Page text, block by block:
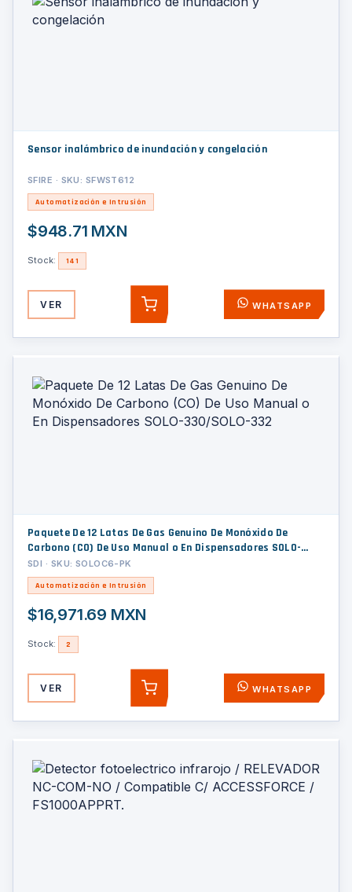
Sensor inalámbrico de inundación y congelación
SFIRE · SKU: SFWST612
Automatización e Intrusión
$948.71 MXN
Stock: 141
VER AGREGAR WHATSAPP
Paquete De 12 Latas De Gas Genuino De Monóxido De
Carbono (CO) De Uso Manual o En Dispensadores SOLO-
330/SOLO-332
SDI · SKU: SOLOC6-PK
Automatización e Intrusión
$16,971.69 MXN
Stock: 2
VER AGREGAR WHATSAPP